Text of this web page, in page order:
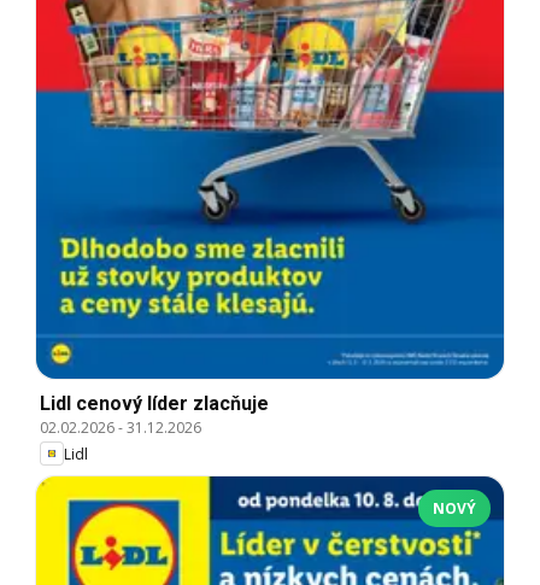
Lidl cenový líder zlacňuje
02.02.2026-31.12.2026
Lidl
NOVÝ